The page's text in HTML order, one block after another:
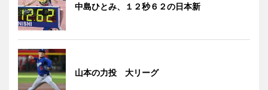
中島ひとみ、１２秒６２の日本新
山本の力投 大リーグ